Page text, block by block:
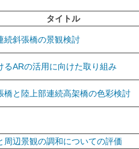
タイトル
続斜張橋の景観検討
るARの活用に向けた取り組み
橋と陸上部連続高架橋の色彩検討
辺景観の調和についての評価